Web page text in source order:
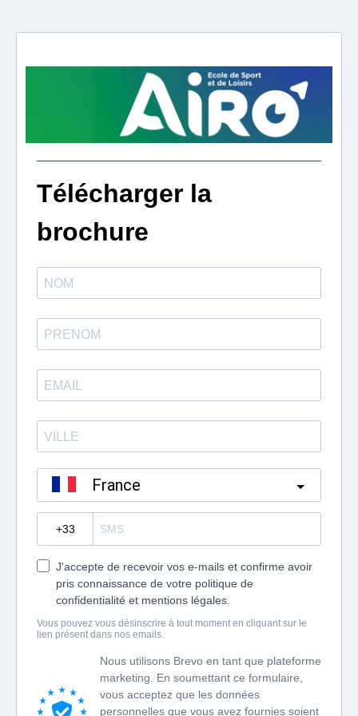
Télécharger la
brochure
France
J'accepte de recevoir vos e-mails et confirme avoir
pris connaissance de votre politique de
confidentialité et mentions légales.
Vous pouvez vous désinscrire à tout moment en cliquant sur le
lien présent dans nos emails.
Nous utilisons Brevo en tant que plateforme
marketing. En soumettant ce formulaire,
vous acceptez que les données
personnelles que vous avez fournies soient